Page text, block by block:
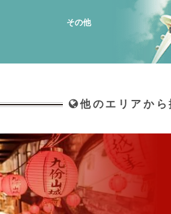
その他
他のエリアから